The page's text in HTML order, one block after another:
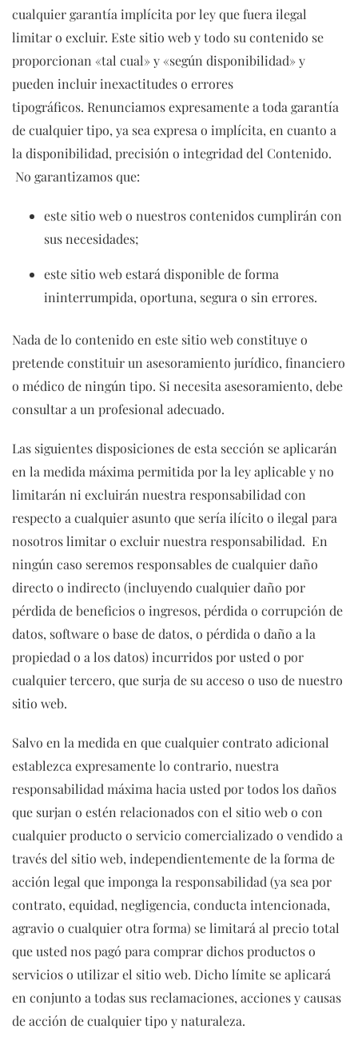
cualquier garantía implícita por ley que fuera ilegal
limitar o excluir. Este sitio web y todo su contenido se
proporcionan «tal cual» y «según disponibilidad» y
pueden incluir inexactitudes o errores
tipográficos. Renunciamos expresamente a toda garantía
de cualquier tipo, ya sea expresa o implícita, en cuanto a
la disponibilidad, precisión o integridad del Contenido.
No garantizamos que:
este sitio web o nuestros contenidos cumplirán con
sus necesidades;
este sitio web estará disponible de forma
ininterrumpida, oportuna, segura o sin errores.
Nada de lo contenido en este sitio web constituye o
pretende constituir un asesoramiento jurídico, financiero
o médico de ningún tipo. Si necesita asesoramiento, debe
consultar a un profesional adecuado.
Las siguientes disposiciones de esta sección se aplicarán
en la medida máxima permitida por la ley aplicable y no
limitarán ni excluirán nuestra responsabilidad con
respecto a cualquier asunto que sería ilícito o ilegal para
nosotros limitar o excluir nuestra responsabilidad. En
ningún caso seremos responsables de cualquier daño
directo o indirecto (incluyendo cualquier daño por
pérdida de beneficios o ingresos, pérdida o corrupción de
datos, software o base de datos, o pérdida o daño a la
propiedad o a los datos) incurridos por usted o por
cualquier tercero, que surja de su acceso o uso de nuestro
sitio web.
Salvo en la medida en que cualquier contrato adicional
establezca expresamente lo contrario, nuestra
responsabilidad máxima hacia usted por todos los daños
que surjan o estén relacionados con el sitio web o con
cualquier producto o servicio comercializado o vendido a
través del sitio web, independientemente de la forma de
acción legal que imponga la responsabilidad (ya sea por
contrato, equidad, negligencia, conducta intencionada,
agravio o cualquier otra forma) se limitará al precio total
que usted nos pagó para comprar dichos productos o
servicios o utilizar el sitio web. Dicho límite se aplicará
en conjunto a todas sus reclamaciones, acciones y causas
de acción de cualquier tipo y naturaleza.